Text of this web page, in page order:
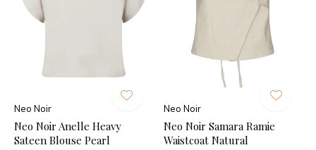
Neo Noir
Neo Noir Anelle Heavy
Sateen Blouse Pearl
Neo Noir
Neo Noir Samara Ramie
Waistcoat Natural